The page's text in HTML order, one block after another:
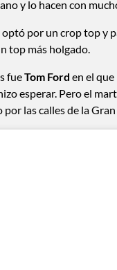
y lo hacen con
por un crop top y
top más holgado.
fueTom Ford en el
esperar. Pero el
las calles de la Gran